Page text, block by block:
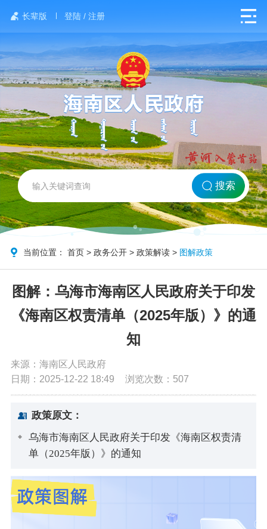
长辈版 登陆 / 注册
网站首页
北方海南
政务要闻
党务公开
政务公开
政务服务
互动交流
数据发布
搜索
当前位置：首页 >政务公开 >政策解读 > 图解政策
图解：乌海市海南区人民政府关于印发
《海南区权责清单（2025年版）》的通
知
来源：海南区人民政府
日期：2025-12-22 18:49
浏览次数： 507
政策原文：
乌海市海南区人民政府关于印发《海南区权责清
单（2025年版）》的通知